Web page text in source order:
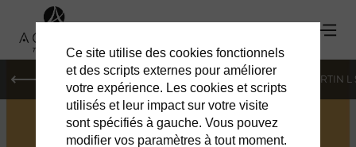
MONACO GENÈVE ST-MARTIN
Ce site utilise des cookies fonctionnels
et des scripts externes pour améliorer
votre expérience. Les cookies et scripts
utilisés et leur impact sur votre visite
sont spécifiés à gauche. Vous pouvez
modifier vos paramètres à tout moment.